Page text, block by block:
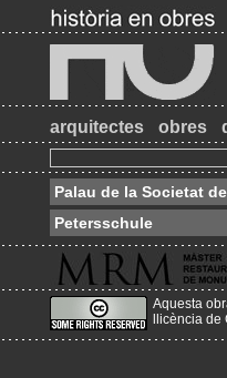
arquitectes obres
Palau de la Societat
Petersschule
Aquesta
llicència